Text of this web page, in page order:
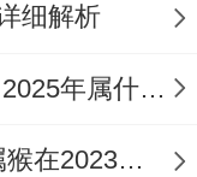
细解析
2025年属什么命与五行解析 2025年属什么生肖五行属性是什么
1968年属猴最后一劫,1968属猴在2023劫数